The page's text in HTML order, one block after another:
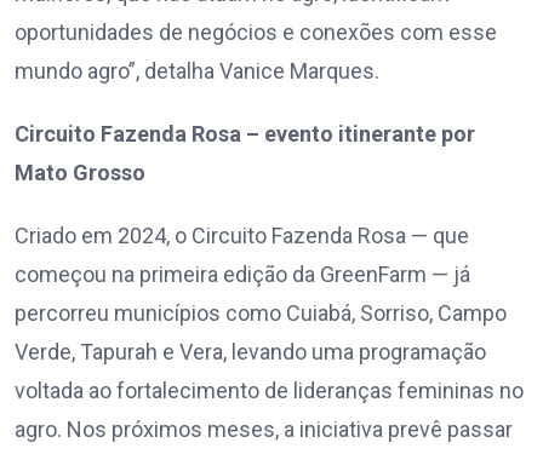
oportunidades de negócios e conexões com esse
mundo agro”, detalha Vanice Marques.
Circuito Fazenda Rosa – evento itinerante por
Mato Grosso
Criado em 2024, o Circuito Fazenda Rosa — que
começou na primeira edição da GreenFarm — já
percorreu municípios como Cuiabá, Sorriso, Campo
Verde, Tapurah e Vera, levando uma programação
voltada ao fortalecimento de lideranças femininas no
agro. Nos próximos meses, a iniciativa prevê passar